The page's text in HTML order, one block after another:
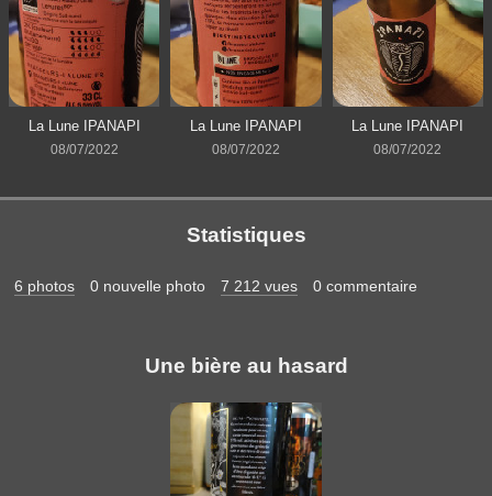
La Lune IPANAPI
08/07/2022
La Lune IPANAPI
08/07/2022
La Lune IPANAPI
08/07/2022
Statistiques
6 photos 0 nouvelle photo 7 212 vues 0 commentaire
Une bière au hasard